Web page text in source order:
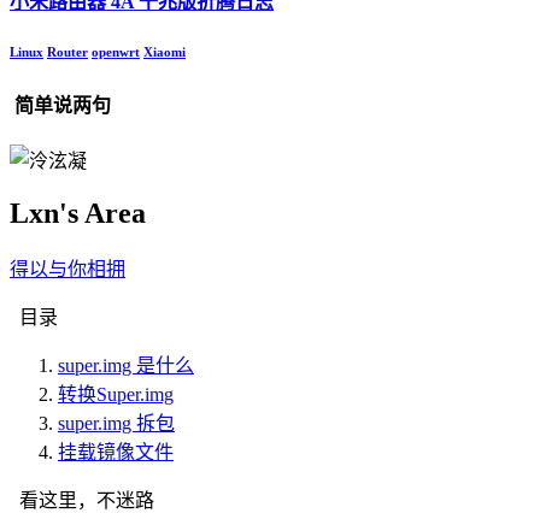
Linux Router openwrt Xiaomi
简单说两句
Lxn's Area
得以与你.b
目录
super.img 是什么
转换Super.img
super.img 拆包
挂载镜像文件
看这里，不迷路